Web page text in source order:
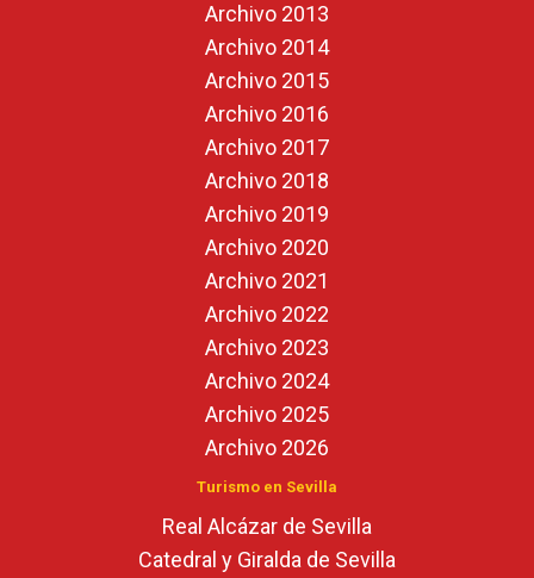
Archivo 2013
Archivo 2014
Archivo 2015
Archivo 2016
Archivo 2017
Archivo 2018
Archivo 2019
Archivo 2020
Archivo 2021
Archivo 2022
Archivo 2023
Archivo 2024
Archivo 2025
Archivo 2026
Turismo en Sevilla
Real Alcázar de Sevilla
Catedral y Giralda de Sevilla